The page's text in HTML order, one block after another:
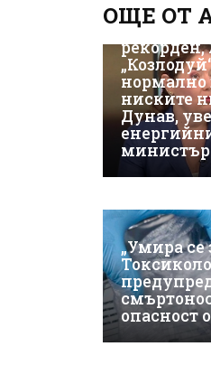
ОЩЕ ОТ
Износът
нормално
ниските
Дунав,
министър
„Умира се
опасност